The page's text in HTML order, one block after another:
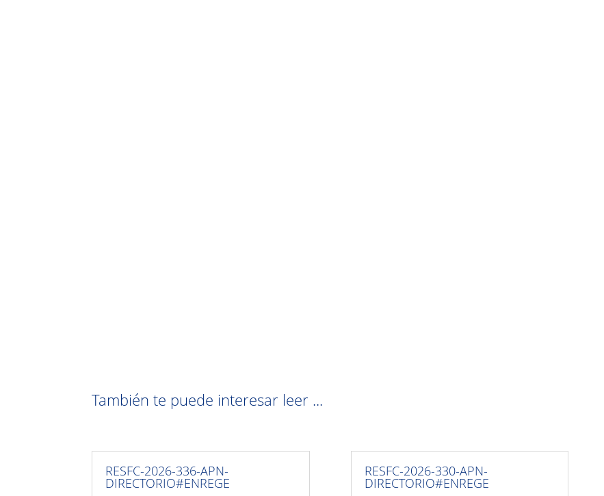
También te puede interesar leer ...
RESFC-2026-336-APN-
DIRECTORIO#ENREGE
RESFC-2026-330-APN-
DIRECTORIO#ENREGE